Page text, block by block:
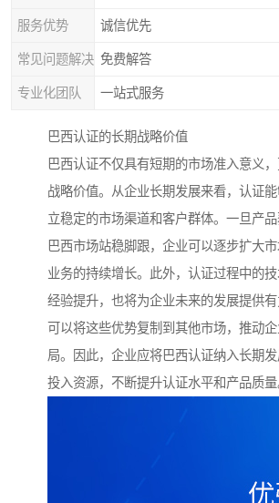
服务优势 诚信优先
常见问题解决 免费解答
专业化团队 一站式服务
巴西认证的长期战略价值
巴西认证不仅具有短期的市场准入意义
战略价值。从企业长期发展来看，认证
立稳定的市场渠道和客户群体。一旦产
巴西市场站稳脚跟，企业可以逐步扩大
业务的持续增长。此外，认证过程中的
经验提升，也将为企业未来的发展提供
可以将这些优势复制到其他市场，推动
局。因此，企业应将巴西认证纳入长期
投入资源，不断提升认证水平和产品质量